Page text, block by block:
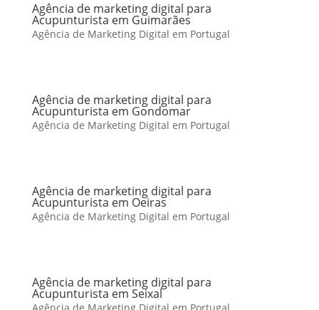
Agência de marketing digital para
Acupunturista em Guimarães
Agência de Marketing Digital em Portugal
Agência de marketing digital para
Acupunturista em Gondomar
Agência de Marketing Digital em Portugal
Agência de marketing digital para
Acupunturista em Oeiras
Agência de Marketing Digital em Portugal
Agência de marketing digital para
Acupunturista em Seixal